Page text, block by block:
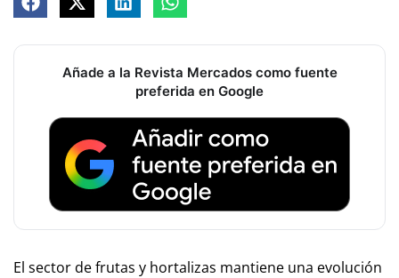
Añade a la Revista Mercados como fuente
preferida en Google
El sector de frutas y hortalizas mantiene una evolución